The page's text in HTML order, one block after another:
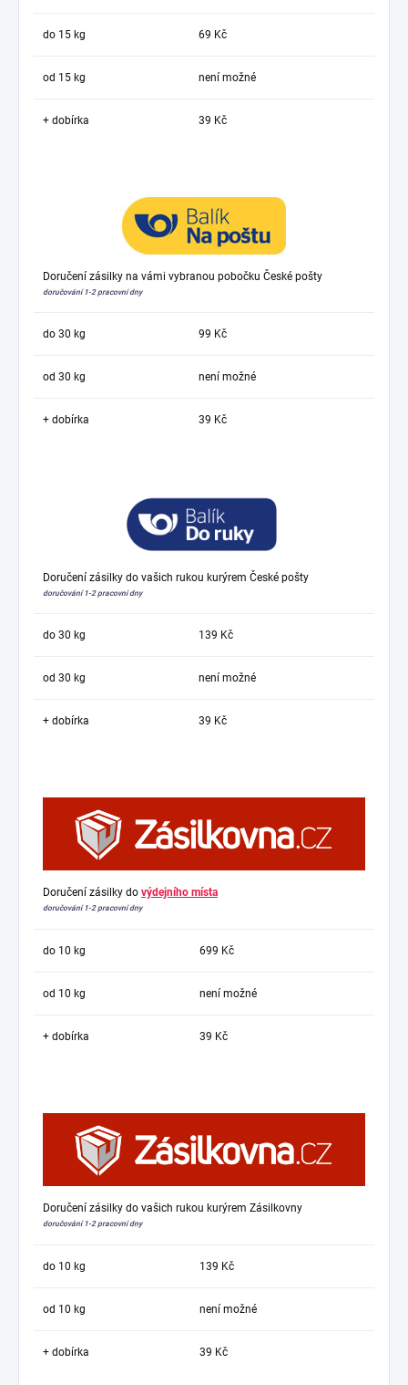
do 15 kg 69 Kč
od 15 kg není možné
+ dobírka 39 Kč
Doručení zásilky na vámi vybranou pobočku České pošty
doručování 1-2 pracovní dny
do 30 kg 99 Kč
od 30 kg není možné
+ dobírka 39 Kč
Doručení zásilky do vašich rukou kurýrem České pošty
doručování 1-2 pracovní dny
do 30 kg 139 Kč
od 30 kg není možné
+ dobírka 39 Kč
Doručení zásilky do výdejního místa
doručování 1-2 pracovní dny
do 10 kg 699 Kč
od 10 kg není možné
+ dobírka 39 Kč
Doručení zásilky do vašich rukou kurýrem Zásilkovny
doručování 1-2 pracovní dny
do 10 kg 139 Kč
od 10 kg není možné
+ dobírka 39 Kč